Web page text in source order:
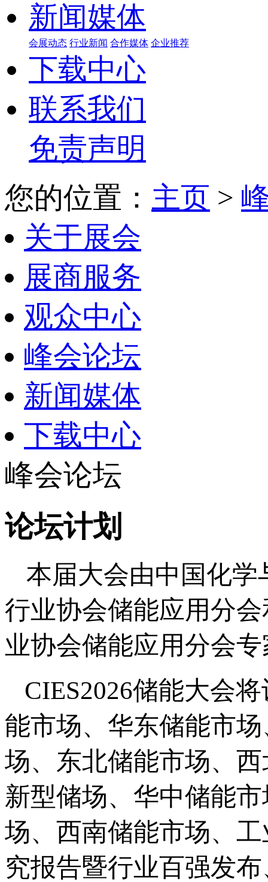
新闻媒体
会展动态 行业新闻 合作媒体 企业推荐
下载中心
联系我们
免责声明
您的位置： 主页 >
关于展会
展商服务
观众中心
峰会论坛
新闻媒体
下载中心
峰会论坛
论坛计划
本届大会由中国化
行业协会储能应用分
业协会储能应用分会
CIES2026储能大会
能市场、华东储能市
场、东北储能市场、
新型储场、华中储能
场、西南储能市场、
究报告暨行业百强发